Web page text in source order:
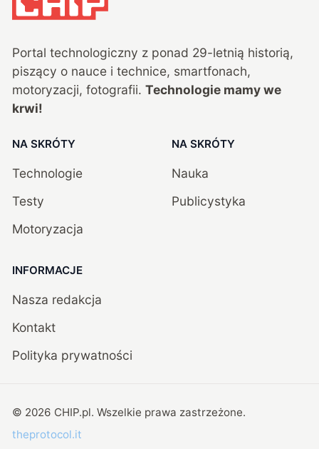
Portal technologiczny z ponad 29-letnią historią,
piszący o nauce i technice, smartfonach,
motoryzacji, fotografii. Technologie mamy we
krwi!
NA SKRÓTY
Technologie
Testy
Motoryzacja
NA SKRÓTY
Nauka
Publicystyka
INFORMACJE
Nasza redakcja
Kontakt
Polityka prywatności
© 2026 CHIP.pl. Wszelkie prawa zastrzeżone.
theprotocol.it